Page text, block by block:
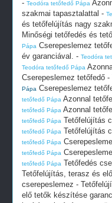
- Teodóra tetőfedő Pápa
szakmai tapasztalattal -
és tetőfelújítás nagy
Minőségi tetőfedés és
Pápa Cserepeslemez
év garanciával. - Teodóra
Teodóra tetőfedő Pápa
Cserepeslemez tetőfedő
Pápa Cserepeslemez
tetőfedő Pápa Azonnal
tetőfedő Pápa Azonnal
tetőfedő Pápa Tetőfelújítás
tetőfedő Pápa Tetőfelújítás
tetőfedő Pápa
tetőfedő Pápa
tetőfedő Pápa Tetőfedés
Tetőfelújítás, terasz és
cserepeslemez -
elő tetők készítése